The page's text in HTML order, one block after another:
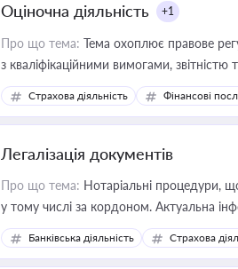
Оціночна діяльність +1
Про що тема: Тема охоплює правове
з кваліфікаційними вимогами,
медійних змін у цій сфері корисне для
приватизації, оренди державного майна,
Страхова діяльність Фінансові
Легалізація документів
Про що тема: Нотаріальні процедури,
у тому числі за кордоном. Актуальна
ризиків недійсності та забезпечувати
Банківська діяльність Страхова